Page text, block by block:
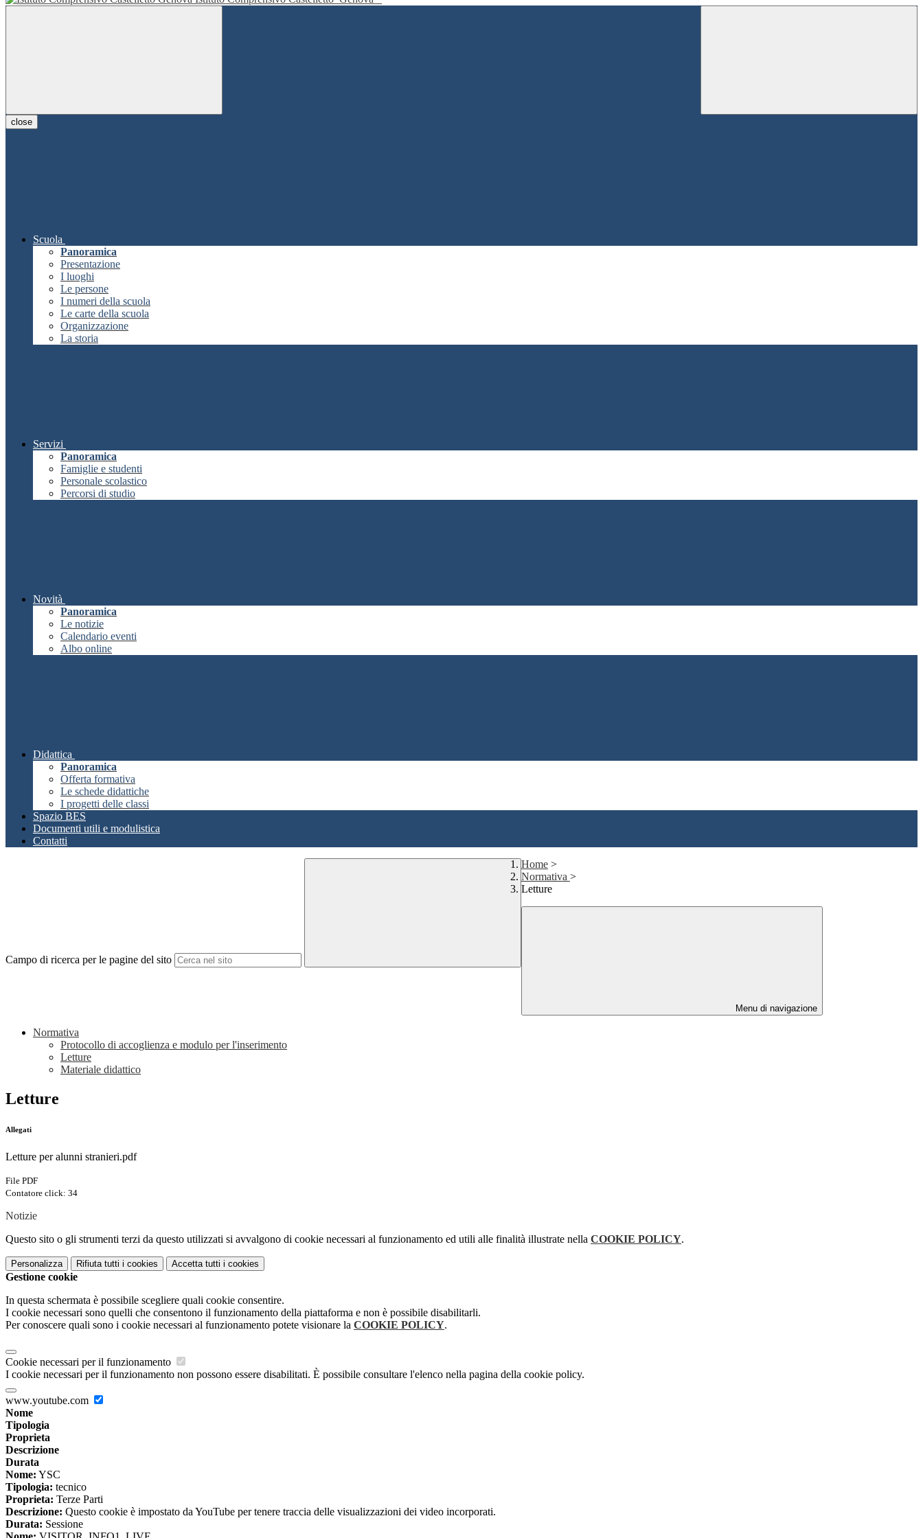
close
Scuola
Panoramica
Presentazione
I luoghi
Le persone
I numeri della scuola
Le carte della scuola
Organizzazione
La storia
Servizi
Panoramica
Famiglie e studenti
Personale scolastico
Percorsi di studio
Novità
Panoramica
Le notizie
Calendario eventi
Albo online
Didattica
Panoramica
Offerta formativa
Le schede didattiche
I progetti delle classi
Spazio BES
Documenti utili e modulistica
Contatti
Campo di ricerca per le pagine del sito
Home >
Normativa >
Letture
Menu di navigazione
Normativa
Protocollo di accoglienza e modulo per l'inserimento
Letture
Materiale didattico
Letture
Allegati
Letture per alunni stranieri.pdf
File PDF
Contatore click: 34
Notizie
Questo sito o gli strumenti terzi da questo utilizzati si avvalgono di cookie necessari al funzionamento ed utili alle finalità illustrate nella COOKIE POLICY.
Personalizza Rifiuta tutti i cookies Accetta tutti i cookies
Gestione cookie
In questa schermata è possibile scegliere quali cookie consentire.
I cookie necessari sono quelli che consentono il funzionamento della piattaforma e non è possibile disabilitarli.
Per conoscere quali sono i cookie necessari al funzionamento potete visionare la COOKIE POLICY.
Cookie necessari per il funzionamento
I cookie necessari per il funzionamento non possono essere disabilitati. È possibile consultare l'elenco nella pagina della cookie policy.
www.youtube.com
Nome
Tipologia
Proprieta
Descrizione
Durata
Nome: YSC
Tipologia: tecnico
Proprieta: Terze Parti
Descrizione: Questo cookie è impostato da YouTube per tenere traccia delle visualizzazioni dei video incorporati.
Durata: Sessione